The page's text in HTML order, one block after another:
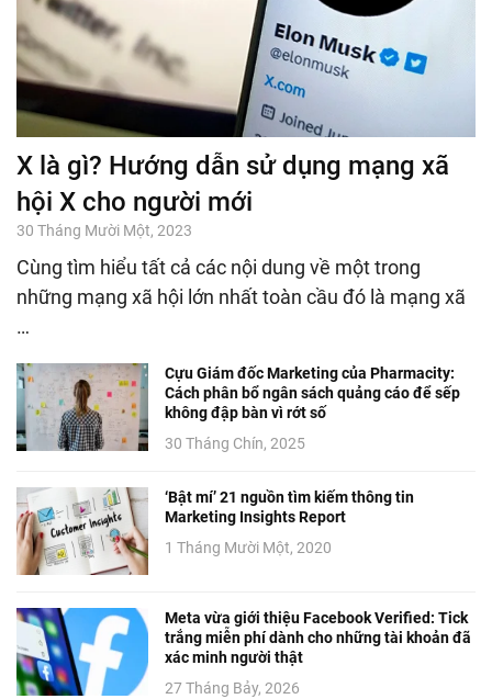
X là gì? Hướng dẫn sử dụng mạng xã
hội X cho người mới
30 Tháng Mười Một, 2023
Cùng tìm hiểu tất cả các nội dung về một trong
những mạng xã hội lớn nhất toàn cầu đó là mạng xã
…
Cựu Giám đốc Marketing của Pharmacity:
Cách phân bổ ngân sách quảng cáo để sếp
không đập bàn vì rớt số
30 Tháng Chín, 2025
‘Bật mí’ 21 nguồn tìm kiếm thông tin
Marketing Insights Report
1 Tháng Mười Một, 2020
Meta vừa giới thiệu Facebook Verified: Tick
trắng miễn phí dành cho những tài khoản đã
xác minh người thật
27 Tháng Bảy, 2026